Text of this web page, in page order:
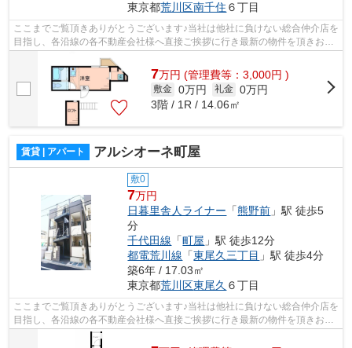
東京都荒川区南千住 ６丁目
ここまでご覧頂きありがとうございます♪当社は他社に負けない総合仲介店を
目指し、各沿線の各不動産会社様へ直接ご挨拶に行き最新の物件を頂きお客
7万円 (管理費等：3,000円 )
敷金 0万円 礼金 0万円
3階 / 1R / 14.06㎡
賃貸 | アパート アルシオーネ町屋
敷0
7万円
日暮里舎人ライナー 「熊野前 」駅 徒歩5
分
千代田線 「町屋 」駅 徒歩12分
都電荒川線 「東尾久三丁目 」駅 徒歩4分
築6年 / 17.03㎡
東京都荒川区東尾久 ６丁目
ここまでご覧頂きありがとうございます♪当社は他社に負けない総合仲介店を
目指し、各沿線の各不動産会社様へ直接ご挨拶に行き最新の物件を頂きお客
様へ提供しております！最新の情報は...